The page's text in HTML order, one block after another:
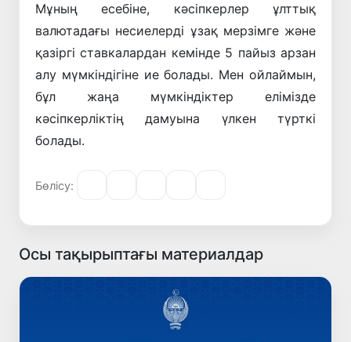
Мұның есебіне, кәсіпкерлер ұлттық
валютадағы несиелерді ұзақ мерзімге және
қазіргі ставкалардан кемінде 5 пайыз арзан
алу мүмкіндігіне ие болады. Мен ойлаймын,
бұл жаңа мүмкіндіктер елімізде
кәсіпкерліктің дамуына үлкен түрткі
болады.
Бөлісу:
Осы тақырыптағы материалдар